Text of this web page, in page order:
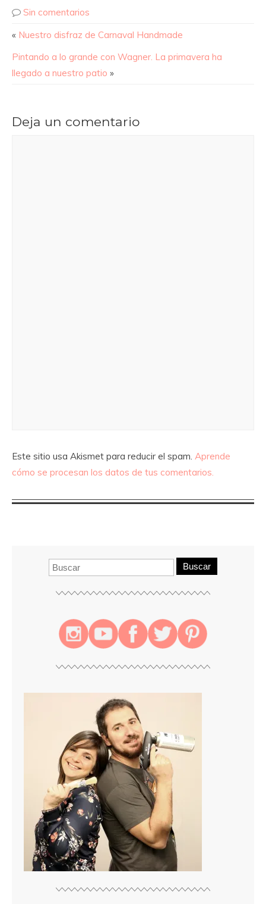
Sin comentarios
« Nuestro disfraz de Carnaval Handmade
Pintando a lo grande con Wagner. La primavera ha
llegado a nuestro patio »
Deja un comentario
Este sitio usa Akismet para reducir el spam. Aprende
cómo se procesan los datos de tus comentarios.
Buscar